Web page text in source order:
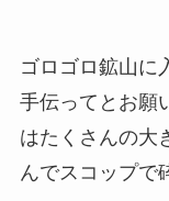
ゴロゴロ鉱山に
手伝ってとお願
はたくさんの大
んでスコップで